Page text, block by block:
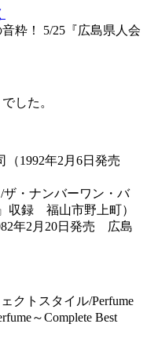
粋！ 5/25『広島県人会
でした。
（1992年2月6日発売
・ナンバーワン・バ
収録 福山市野上町）
年2月20日発売 広島
クトスタイル/Perfume
～Complete Best